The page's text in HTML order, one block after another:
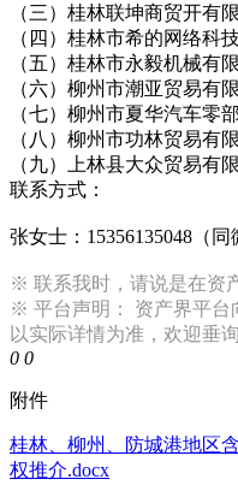
（三）桂林联坤商贸开有
（四）桂林市希的网络科
（五）桂林市永毅机械有
（六）柳州市潮亚贸易有
（七）柳州市夏华汽车零
（八）柳州市功林贸易有
（九）上林县大众贸易有
联系方式：
张女士：15356135048（同
※ 联系我时，请说是在资
※ 平台声明： 资产界平台
以实际详情为准，欢迎垂
0 0
附件
桂林、柳州、防城港地区
权推介.docx